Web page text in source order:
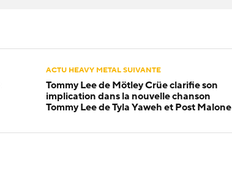
ACTU HEAVY METAL SUIVANTE
Tommy Lee de Mötley Crüe clarifie son
implication dans la nouvelle chanson
Tommy Lee de Tyla Yaweh et Post Malone